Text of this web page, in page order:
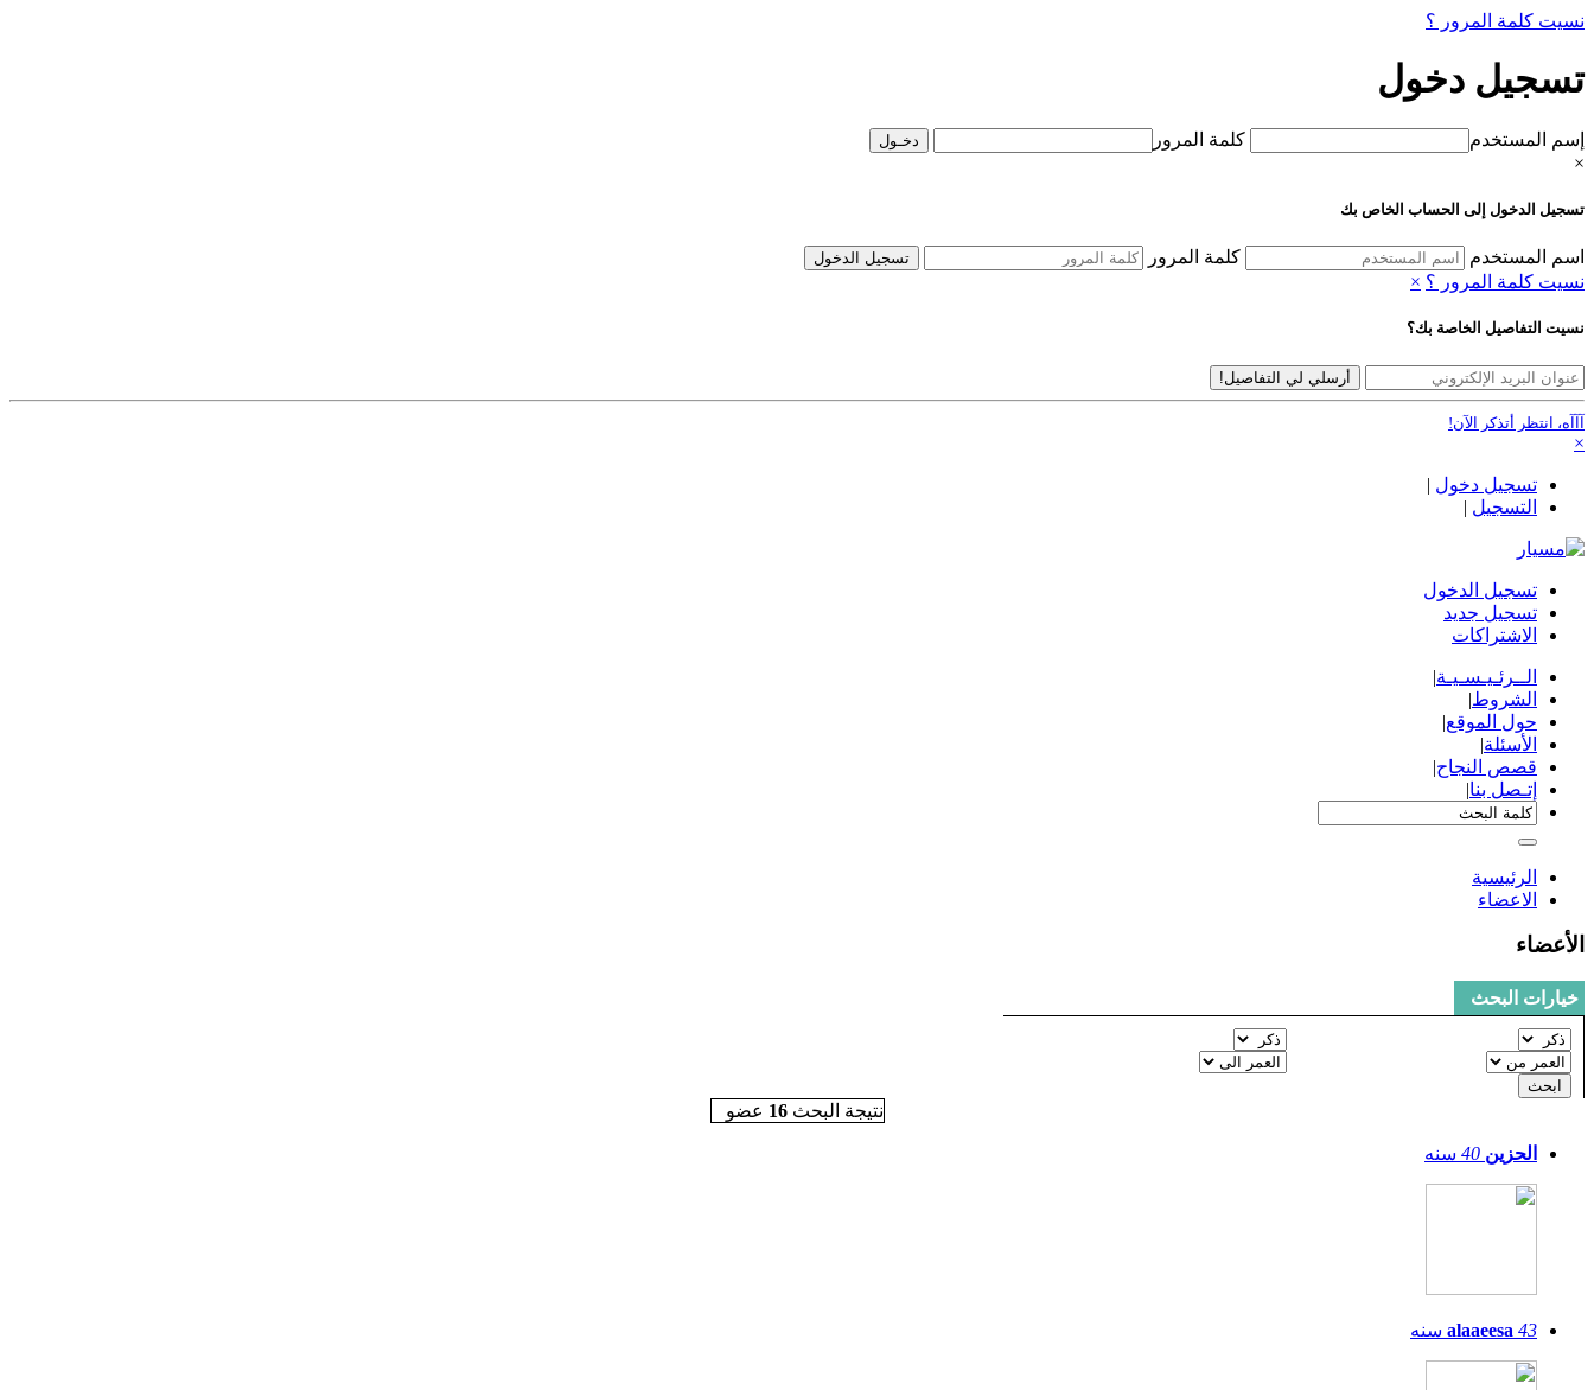
نسيت كلمة المرور ؟
تسجيل دخول
إسم المستخدم
كلمة المرور
×
تسجيل الدخول إلى الحساب الخاص بك
اسم المستخدم كلمة المرور تسجيل الدخول
نسيت كلمة المرور ؟ ×
نسيت التفاصيل الخاصة بك؟
أرسلي لي التفاصيل!
آآآه، انتظر أتذكر الآن!
×
تسجيل دخول |
التسجيل |
تسجيل الدخول
تسجيل جديد
الاشتراكات
الــرئـيـسـيـة|
الشروط|
حول الموقع|
الأسئلة|
قصص النجاح|
إتـصل بنا|
الرئيسية
الاعضاء
الأعضاء
خيارات البحث
نتيجة البحث16 عضو
الحزين 40 سنه
alaaeesa 43 سنه